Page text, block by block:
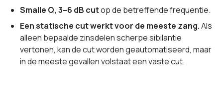
Smalle Q, 3–6 dB cutop de betreffende frequentie.
Een statische cut werkt voor de meeste zang.Als
alleen bepaalde zinsdelen scherpe sibilantie
vertonen, kan de cut worden geautomatiseerd, maar
in de meeste gevallen volstaat een vaste cut.